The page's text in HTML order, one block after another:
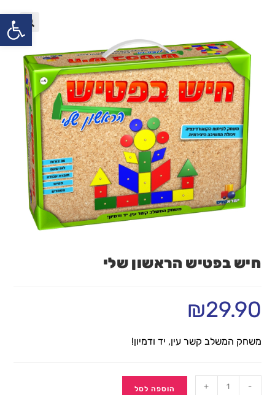
חיש בפטיש הראשון שלי
₪29.90
משחק המשלב קשר עין, יד ודמיון!
-
+ הוספה לסל